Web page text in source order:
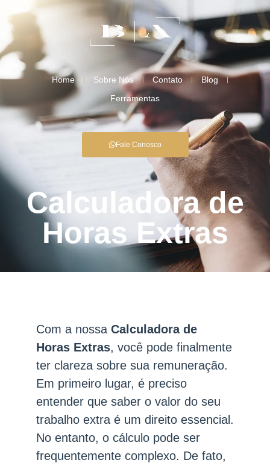
Home Sobre Nós Contato
Blog
Ferramentas
Fale Conosco
Calculadora de
Horas Extras
Com a nossa Calculadora de
Horas Extras, você pode finalmente
ter clareza sobre sua remuneração.
Em primeiro lugar, é preciso
entender que saber o valor do seu
trabalho extra é um direito essencial.
No entanto, o cálculo pode ser
frequentemente complexo. De fato,